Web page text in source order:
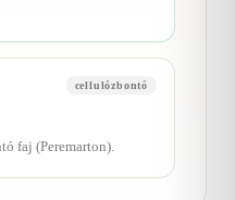
cellulózbontó
faj (Peremarton).